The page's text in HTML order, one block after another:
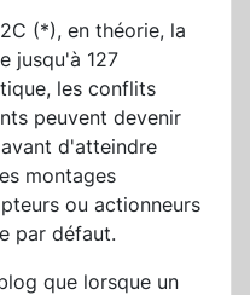
(*), en théorie, la
jusqu'à 127
les conflits
peuvent devenir
d'atteindre
montages
ou actionneurs
par défaut.
que lorsque un